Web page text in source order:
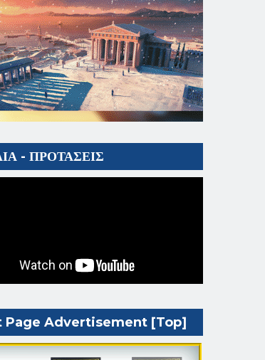
- ΠΡΟΤΑΣΕΙΣ
Page Advertisement [Top]